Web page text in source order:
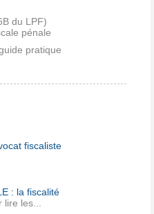
du LPF)
pénale
pratique
fiscaliste
: la fiscalité
les...